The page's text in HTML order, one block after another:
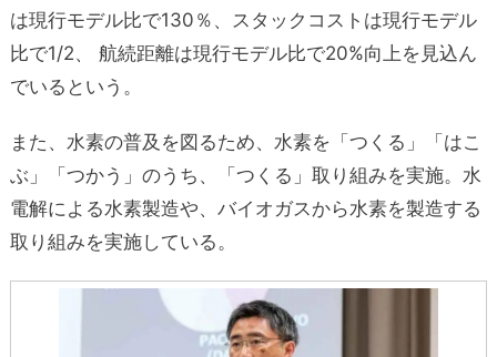
は現行モデル比で130％、スタックコストは現行モデル
比で1/2、 航続距離は現行モデル比で20%向上を見込ん
でいるという。
また、水素の普及を図るため、水素を「つくる」「はこ
ぶ」「つかう」のうち、
「つくる」取り組みを実施。水
電解による水素製造や、バイオガスから水素を製造する
取り組みを実施している。